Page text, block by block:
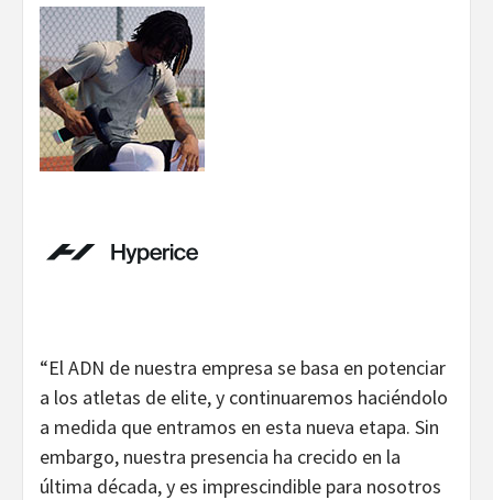
“El ADN de nuestra empresa se basa en potenciar
a los atletas de elite, y continuaremos haciéndolo
a medida que entramos en esta nueva etapa. Sin
embargo, nuestra presencia ha crecido en la
última década, y es imprescindible para nosotros